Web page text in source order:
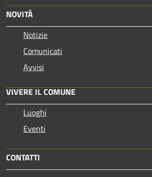
NOVITÀ
Notizie
Comunicati
Avvisi
VIVERE IL COMUNE
Luoghi
Eventi
CONTATTI